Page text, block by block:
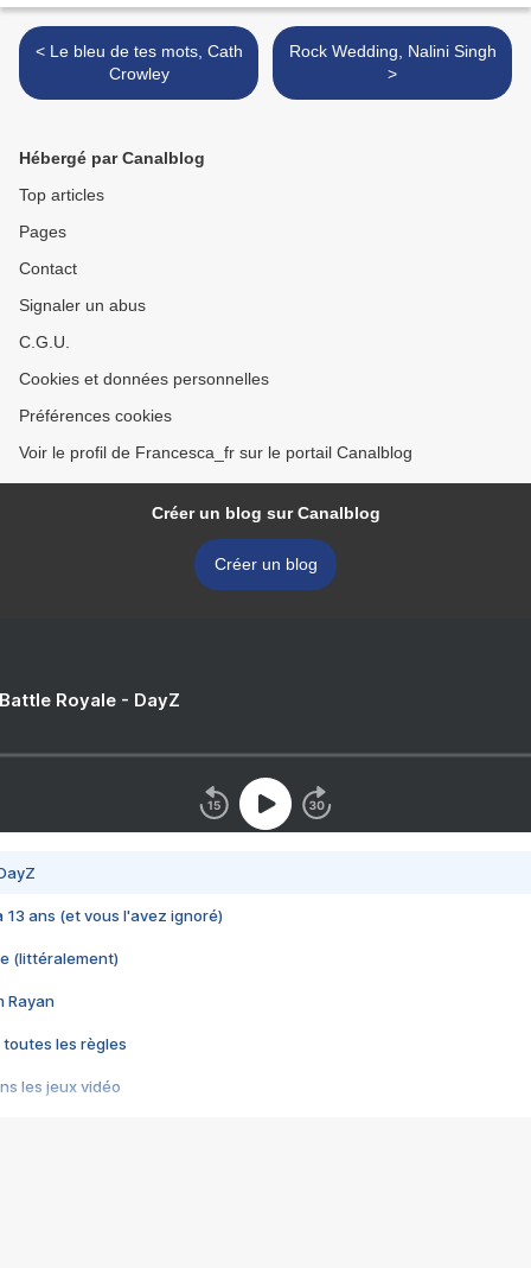
< Le bleu de tes mots, Cath
Crowley
Rock Wedding, Nalini Singh
>
Hébergé par Canalblog
Top articles
Pages
Contact
Signaler un abus
C.G.U.
Cookies et données personnelles
Préférences cookies
Voir le profil de Francesca_fr sur le portail Canalblog
Créer un blog sur Canalblog
Créer un blog
Royale - DayZ
13 ans (et vous l'avez ignoré)
(littéralement)
Rayan
toutes les règles
les jeux vidéo